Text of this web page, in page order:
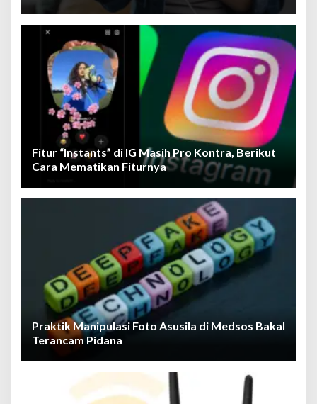
Fitur “Instants” di IG Masih Pro Kontra, Berikut
Cara Mematikan Fiturnya
Praktik Manipulasi Foto Asusila di Medsos Bakal
Terancam Pidana